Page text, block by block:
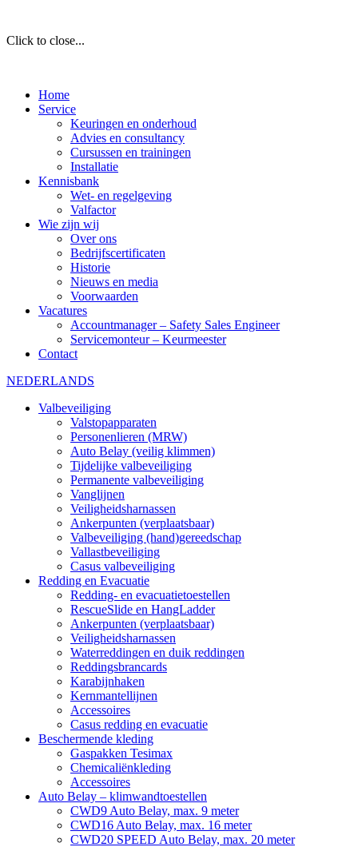
Click to close...
Home
Service
Keuringen en onderhoud
Advies en consultancy
Cursussen en trainingen
Installatie
Kennisbank
Wet- en regelgeving
Valfactor
Wie zijn wij
Over ons
Bedrijfscertificaten
Historie
Nieuws en media
Voorwaarden
Vacatures
Accountmanager – Safety Sales Engineer
Servicemonteur – Keurmeester
Contact
NEDERLANDS
Valbeveiliging
Valstopapparaten
Personenlieren (MRW)
Auto Belay (veilig klimmen)
Tijdelijke valbeveiliging
Permanente valbeveiliging
Vanglijnen
Veiligheidsharnassen
Ankerpunten (verplaatsbaar)
Valbeveiliging (hand)gereedschap
Vallastbeveiliging
Casus valbeveiliging
Redding en Evacuatie
Redding- en evacuatietoestellen
RescueSlide en HangLadder
Ankerpunten (verplaatsbaar)
Veiligheidsharnassen
Waterreddingen en duik reddingen
Reddingsbrancards
Karabijnhaken
Kernmantellijnen
Accessoires
Casus redding en evacuatie
Beschermende kleding
Gaspakken Tesimax
Chemicaliënkleding
Accessoires
Auto Belay – klimwandtoestellen
CWD9 Auto Belay, max. 9 meter
CWD16 Auto Belay, max. 16 meter
CWD20 SPEED Auto Belay, max. 20 meter